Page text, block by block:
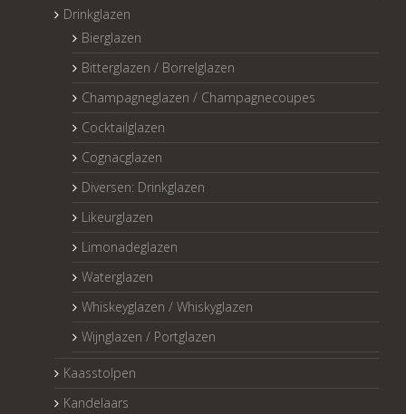
Drinkglazen
Bierglazen
Bitterglazen / Borrelglazen
Champagneglazen / Champagnecoupes
Cocktailglazen
Cognacglazen
Diversen: Drinkglazen
Likeurglazen
Limonadeglazen
Waterglazen
Whiskeyglazen / Whiskyglazen
Wijnglazen / Portglazen
Kaasstolpen
Kandelaars